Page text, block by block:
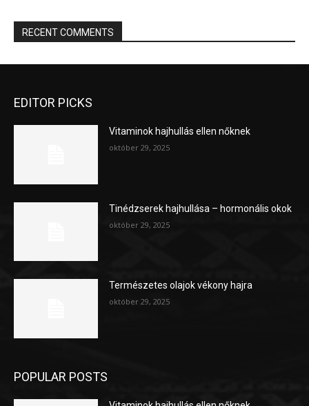
RECENT COMMENTS
EDITOR PICKS
Vitaminok hajhullás ellen nőknek
október 29, 2025
Tinédzserek hajhullása – hormonális okok
október 29, 2025
Természetes olajok vékony hajra
október 29, 2025
POPULAR POSTS